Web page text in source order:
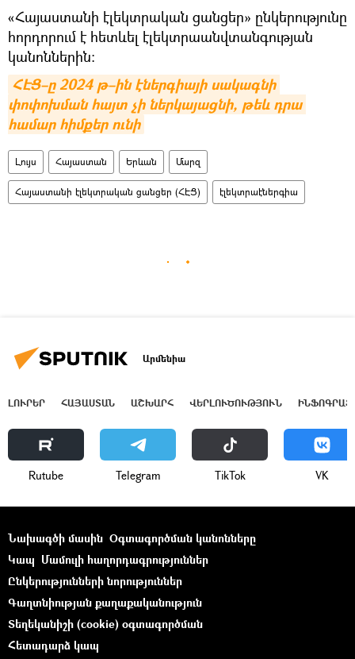
«Հայաստանի էլեկտրական ցանցեր» ընկերությունը
հորդորում է հետևել էլեկտրաանվտանգության
կանոններին:
ՀԷՑ–ը 2024 թ–ին էներգիայի սակագնի
փոփոխման հայտ չի ներկայացնի, թեև դրա
համար հիմքեր ունի
Լույս Հայաստան Երևան Մարզ
Հայաստանի էլեկտրական ցանցեր (ՀԷՑ) էլեկտրաէներգիա
Արմենիա
ԼՈՒՐԵՐ ՀԱՅԱՍՏԱՆ ԱՇԽԱՐՀ ՎԵՐԼՈՒԾՈՒԹՅՈՒՆ
Rutube Telegram ТikТоk VK
Նախագծի մասին Օգտագործման կանոնները
Կապ Մամուլի հաղորդագրություններ
Ընկերությունների նորություններ
Գաղտնիության քաղաքականություն
Տեղեկանիշի (cookie) օգտագործման
Հետադարձ կապ